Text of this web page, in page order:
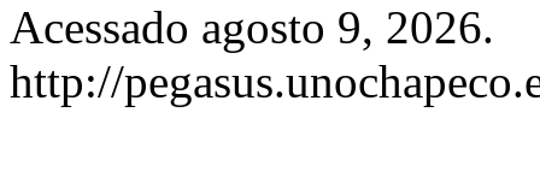
Acessado agosto 9, 2026.
http://